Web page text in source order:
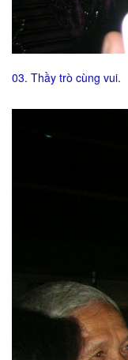
03. Thầy trò cùng vui.